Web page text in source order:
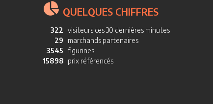
QUELQUES CHIFFRES
322 visiteurs ces 30 dernières minutes
29
marchands partenaires
3545 figurines
15898 prix référencés